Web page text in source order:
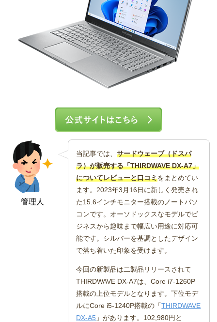
管理人
当記事では、サードウェーブ（ドスパ
ラ）が販売する「THIRDWAVE DX-A7」
についてレビューと口コミをまとめてい
ます。2023年3月16日に新しく発売され
た15.6インチモニター搭載のノートパソ
コンです。オーソドックスなモデルでビ
ジネスから趣味まで幅広い用途に対応可
能です。シルバーを基調としたデザイン
で落ち着いた印象を受けます。
今回の新製品は二製品リリースされて
THIRDWAVE DX-A7は、Core i7-1260P
搭載の上位モデルとなります。下位モデ
ルにCore i5-1240P搭載の「THIRDWAVE
DX-A5 」があります。102,980円と